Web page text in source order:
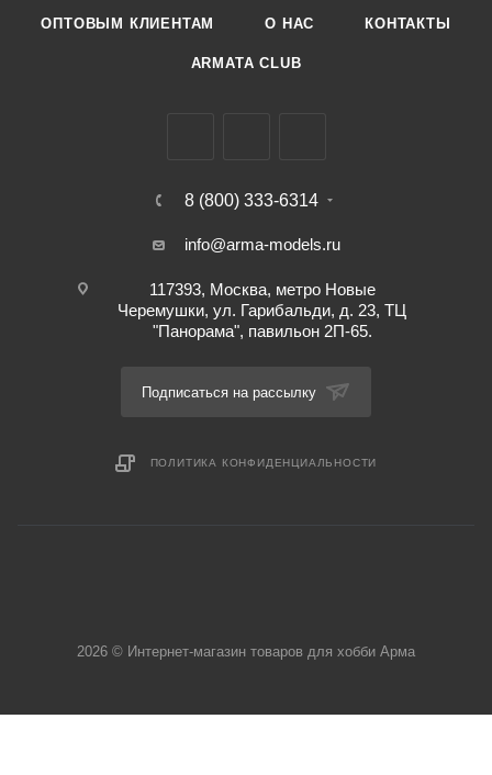
ОПТОВЫМ КЛИЕНТАМ О НАС КОНТАКТЫ
ARMATA CLUB
8 (800) 333-6314
info@arma-models.ru
117393, Москва, метро Новые
Черемушки, ул. Гарибальди, д. 23, ТЦ
"Панорама", павильон 2П-65.
Подписаться на рассылку
ПОЛИТИКА КОНФИДЕНЦИАЛЬНОСТИ
2026 © Интернет-магазин товаров для хобби Арма